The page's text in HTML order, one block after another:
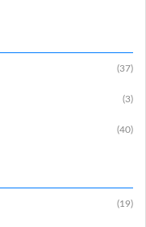
(37)
(3)
(40)
(19)